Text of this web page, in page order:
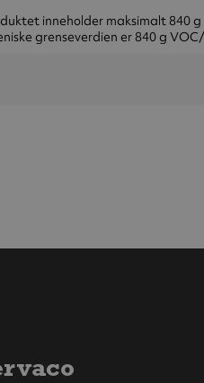
inneholder maksimalt 840
grenseverdien er 840 g